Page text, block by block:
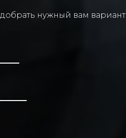
нужный вам вариант